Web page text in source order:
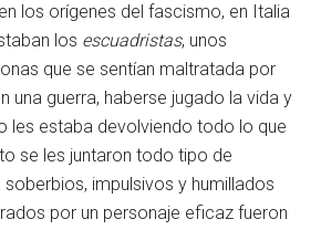
los orígenes del fascismo, en Italia
los escuadristas, unos
que se sentían maltratada por
una guerra, haberse jugado la vida y
les estaba devolviendo todo lo que
se les juntaron todo tipo de
soberbios, impulsivos y humillados
por un personaje eficaz fueron